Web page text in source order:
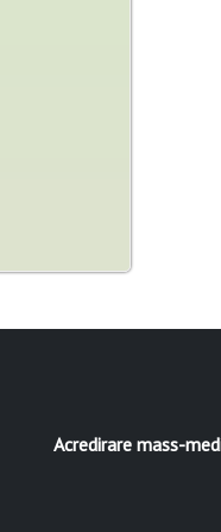
Acredirare mass-